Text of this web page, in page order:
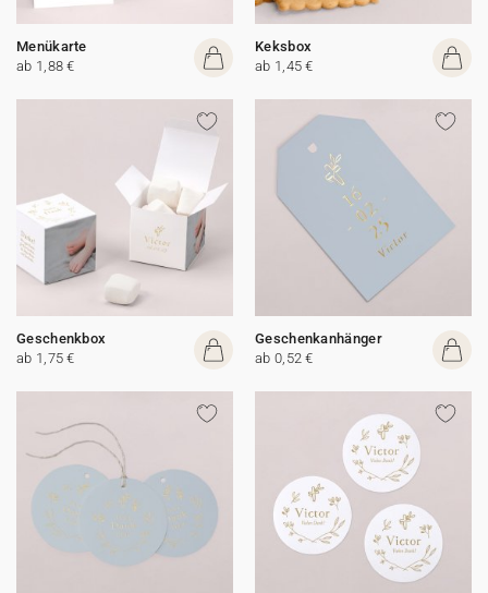
Menükarte
ab 1,88 €
Keksbox
ab 1,45 €
Geschenkbox
ab 1,75 €
Geschenkanhänger
ab 0,52 €